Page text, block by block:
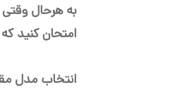
به هرحال وقتی
امتحان کنید
انتخاب مدل